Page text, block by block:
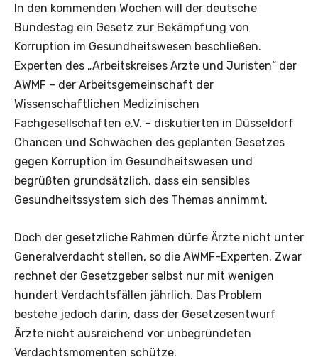
In den kommenden Wochen will der deutsche
Bundestag ein Gesetz zur Bekämpfung von
Korruption im Gesundheitswesen beschließen.
Experten des „Arbeitskreises Ärzte und Juristen“ der
AWMF – der Arbeitsgemeinschaft der
Wissenschaftlichen Medizinischen
Fachgesellschaften e.V. – diskutierten in Düsseldorf
Chancen und Schwächen des geplanten Gesetzes
gegen Korruption im Gesundheitswesen und
begrüßten grundsätzlich, dass ein sensibles
Gesundheitssystem sich des Themas annimmt.
Doch der gesetzliche Rahmen dürfe Ärzte nicht unter
Generalverdacht stellen, so die AWMF-Experten. Zwar
rechnet der Gesetzgeber selbst nur mit wenigen
hundert Verdachtsfällen jährlich. Das Problem
bestehe jedoch darin, dass der Gesetzesentwurf
Ärzte nicht ausreichend vor unbegründeten
Verdachtsmomenten schütze.